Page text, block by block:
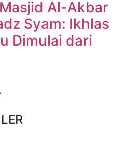
Al-Akbar
Syam: Ikhlas
Dimulai dari